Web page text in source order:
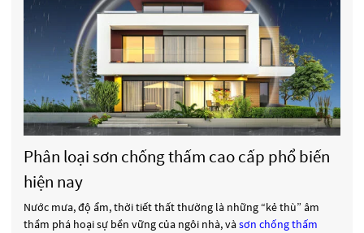
Phân loại sơn chống thấm cao cấp phổ biến
hiện nay
Nước mưa, độ ẩm, thời tiết thất thường là những “kẻ thù” âm
thầm phá hoại sự bền vững của ngôi nhà, vàsơn chống thấm